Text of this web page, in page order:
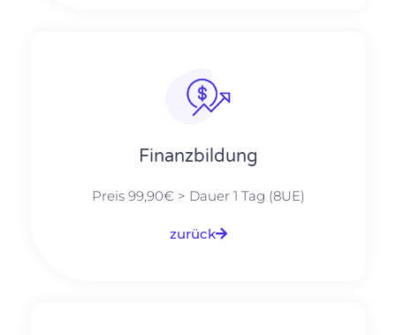
Finanzbildung
Preis 99,90€ > Dauer 1 Tag (8UE)
zurück